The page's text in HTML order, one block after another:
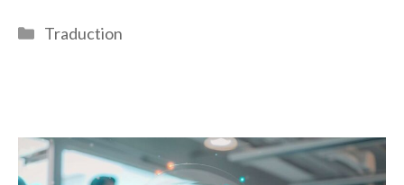
Catégories
Traduction